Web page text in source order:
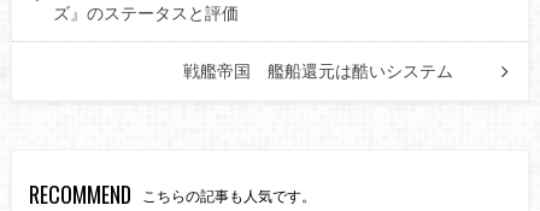
ズ』のステータスと評価
戦艦帝国 艦船還元は酷いシステム
RECOMMEND こちらの記事も人気です。